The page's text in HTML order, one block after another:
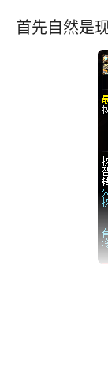
首先自然是
命运女神腰
位置有加力